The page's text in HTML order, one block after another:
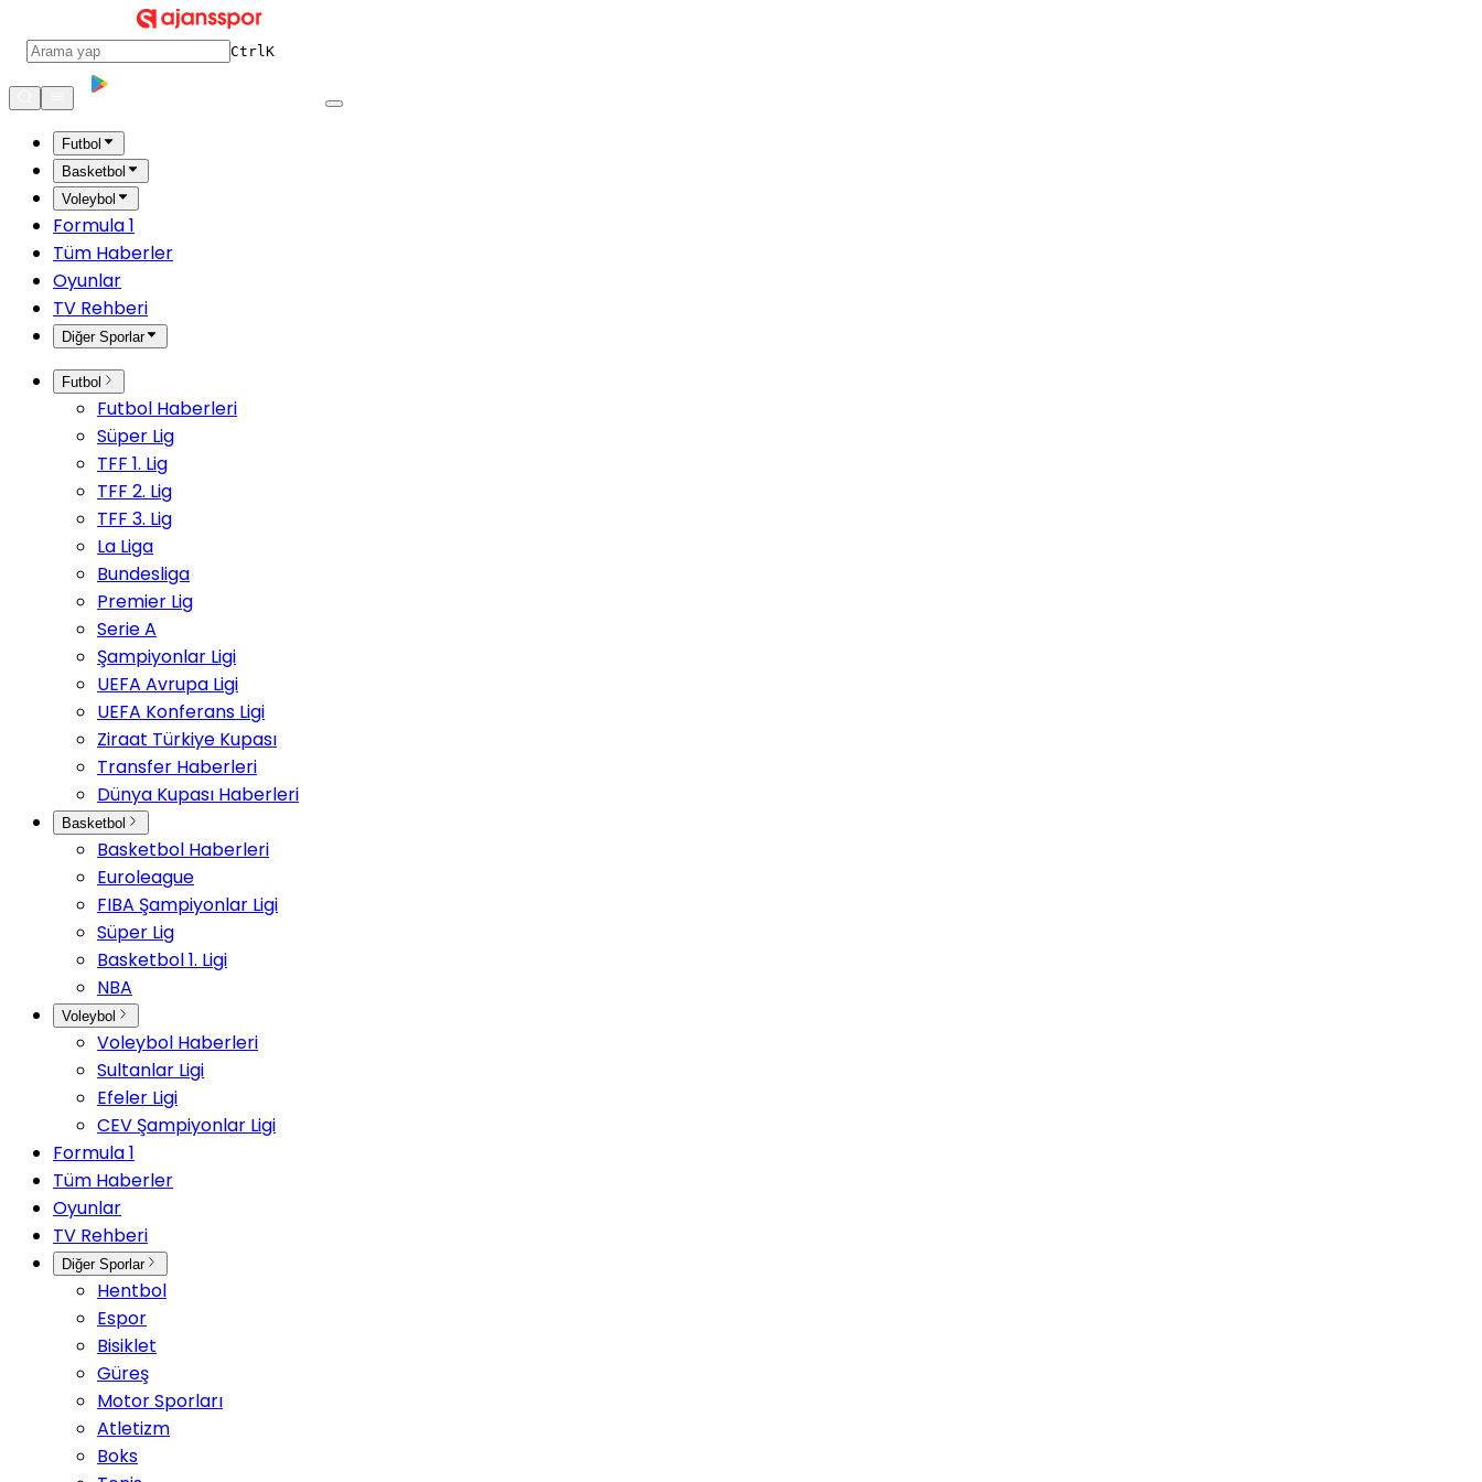
CtrlK
Futbol
Basketbol
Voleybol
Formula 1
Tüm Haberler
Oyunlar
TV Rehberi
Diğer Sporlar
Futbol
Futbol Haberleri
Süper Lig
TFF 1. Lig
TFF 2. Lig
TFF 3. Lig
La Liga
Bundesliga
Premier Lig
Serie A
Şampiyonlar Ligi
UEFA Avrupa Ligi
UEFA Konferans Ligi
Ziraat Türkiye Kupası
Transfer Haberleri
Dünya Kupası Haberleri
Basketbol
Basketbol Haberleri
Euroleague
FIBA Şampiyonlar Ligi
Süper Lig
Basketbol 1. Ligi
NBA
Voleybol
Voleybol Haberleri
Sultanlar Ligi
Efeler Ligi
CEV Şampiyonlar Ligi
Formula 1
Tüm Haberler
Oyunlar
TV Rehberi
Diğer Sporlar
Hentbol
Espor
Bisiklet
Güreş
Motor Sporları
Atletizm
Boks